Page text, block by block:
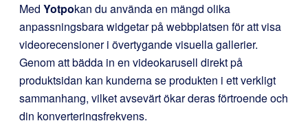
Med Yotpokan du använda en mängd olika
anpassningsbara widgetar på webbplatsen för att visa
videorecensioner i övertygande visuella gallerier.
Genom att bädda in en videokarusell direkt på
produktsidan kan kunderna se produkten i ett verkligt
sammanhang, vilket avsevärt ökar deras förtroende och
din konverteringsfrekvens.